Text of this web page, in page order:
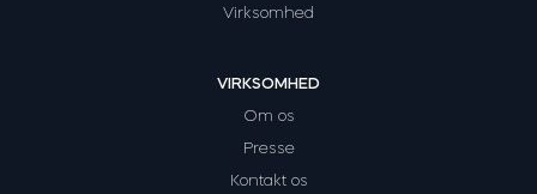
Virksomhed
VIRKSOMHED
Om os
Presse
Kontakt os